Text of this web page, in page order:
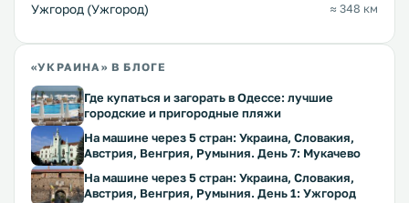
Ужгород (Ужгород) ≈ 348 км
«УКРАИНА» В БЛОГЕ
Где купаться и загорать в Одессе: лучшие
городские и пригородные пляжи
На машине через 5 стран: Украина, Словакия,
Австрия, Венгрия, Румыния. День 7: Мукачево
На машине через 5 стран: Украина, Словакия,
Австрия, Венгрия, Румыния. День 1: Ужгород